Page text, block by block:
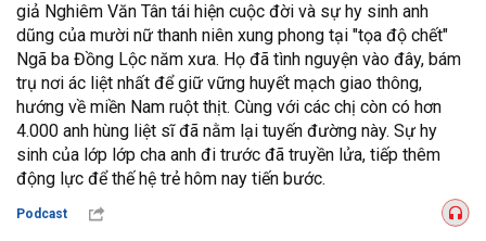
giả Nghiêm Văn Tân tái hiện cuộc đời và sự hy sinh anh
dũng của mười nữ thanh niên xung phong tại "tọa độ chết"
Ngã ba Đồng Lộc năm xưa. Họ đã tình nguyện vào đây, bám
trụ nơi ác liệt nhất để giữ vững huyết mạch giao thông,
hướng về miền Nam ruột thịt. Cùng với các chị còn có hơn
4.000 anh hùng liệt sĩ đã nằm lại tuyến đường này. Sự hy
sinh của lớp lớp cha anh đi trước đã truyền lửa, tiếp thêm
động lực để thế hệ trẻ hôm nay tiến bước.
Podcast